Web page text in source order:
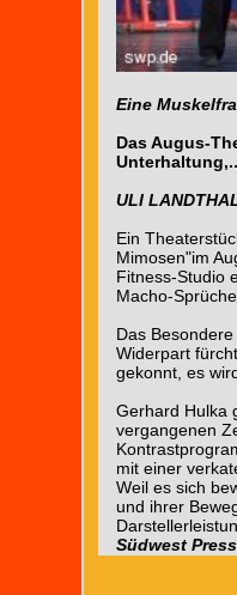
Eine
Das Augus-
ULI
Ein
Mimosen"im
Fitness-Studio
Macho-
Das
Widerpart
gekonnt, es
Gerhard Hulka
vergangenen
mit einer
Weil es sich
und ihrer
Südwest